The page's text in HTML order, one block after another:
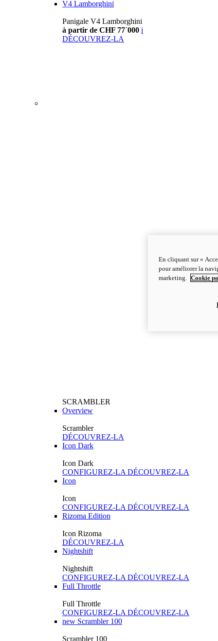
V4 Lamborghini
Panigale V4 Lamborghini
à partir de CHF 77´000 i
DÉCOUVREZ-LA
SCRAMBLER
Overview
Scrambler
DÉCOUVREZ-LA
Icon Dark
Icon Dark
CONFIGUREZ-LA DÉCOUVREZ-LA
Icon
Icon
CONFIGUREZ-LA DÉCOUVREZ-LA
Rizoma Edition
Icon Rizoma
DÉCOUVREZ-LA
Nightshift
Nightshift
CONFIGUREZ-LA DÉCOUVREZ-LA
Full Throttle
Full Throttle
CONFIGUREZ-LA DÉCOUVREZ-LA
new Scrambler 100
Scrambler 100
En cliquant sur «
pour améliorer la
marketing.
Cookie